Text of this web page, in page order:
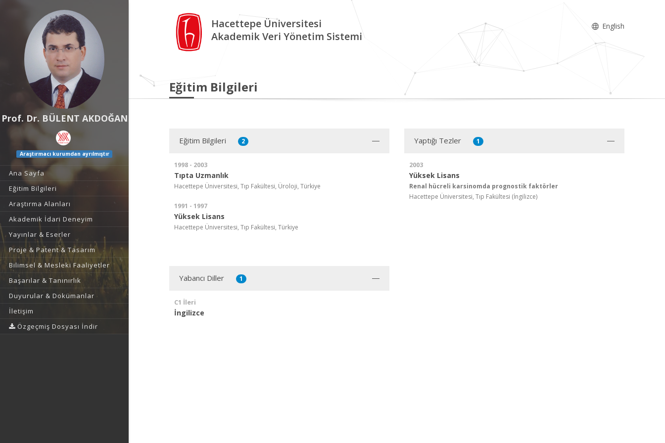
Prof. Dr. BÜLENT AKDOĞAN
Araştırmacı kurumdan ayrılmıştır
Ana Sayfa
Eğitim Bilgileri
Araştırma Alanları
Akademik İdari Deneyim
Yayınlar & Eserler
Proje & Patent & Tasarım
Bilimsel & Mesleki Faaliyetler
Başarılar & Tanınırlık
Duyurular & Dokümanlar
İletişim
Özgeçmiş Dosyası İndir
Hacettepe Üniversitesi
Akademik Veri Yönetim Sistemi
English
Eğitim Bilgileri
Eğitim Bilgileri 2
1998 - 2003
Tıpta Uzmanlık
Hacettepe Üniversitesi, Tıp Fakültesi, Üroloji, Türkiye
1991 - 1997
Yüksek Lisans
Hacettepe Üniversitesi, Tıp Fakültesi, Türkiye
Yaptığı Tezler 1
2003
Yüksek Lisans
Renal hücreli karsinomda prognostik faktörler
Hacettepe Üniversitesi, Tıp Fakültesi (İngilizce)
Yabancı Diller 1
C1 İleri
İngilizce